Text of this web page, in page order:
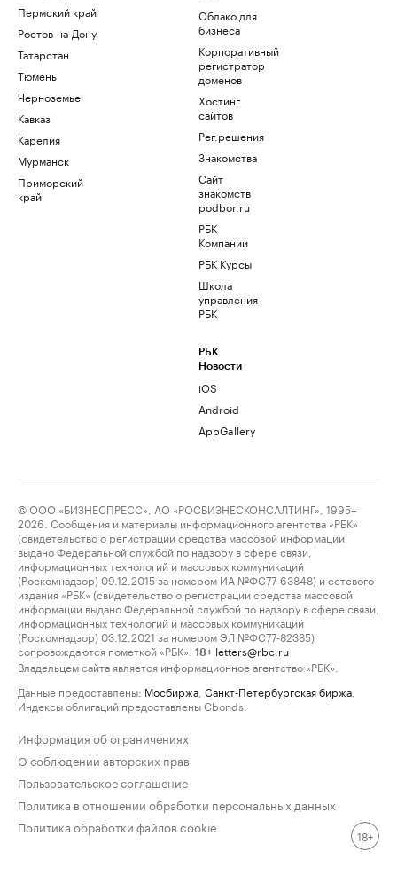
Пермский край
Ростов-на-Дону
Татарстан
Тюмень
Черноземье
Кавказ
Карелия
Мурманск
Приморский
край
Облако для
бизнеса
Корпоративный
регистратор
доменов
Хостинг
сайтов
Рег.решения
Знакомства
Сайт
знакомств
podbor.ru
РБК
Компании
РБК Курсы
Школа
управления
РБК
РБК
Новости
iOS
Android
AppGallery
© ООО «БИЗНЕСПРЕСС», АО «РОСБИЗНЕСКОНСАЛТИНГ», 1995–
2026. Сообщения и материалы информационного агентства «РБК»
(свидетельство о регистрации средства массовой информации
выдано Федеральной службой по надзору в сфере связи,
информационных технологий и массовых коммуникаций
(Роскомнадзор) 09.12.2015 за номером ИА №ФС77-63848) и сетевого
издания «РБК» (свидетельство о регистрации средства массовой
информации выдано Федеральной службой по надзору в сфере связи,
информационных технологий и массовых коммуникаций
(Роскомнадзор) 03.12.2021 за номером ЭЛ №ФС77-82385)
сопровождаются пометкой «РБК».
18+ letters@rbc.ru
Владельцем сайта является информационное агентство «РБК».
Данные предоставлены: Мосбиржа Санкт-Петербургская биржа
Индексы облигаций предоставлены Cbonds.
Информация об ограничениях
О соблюдении авторских прав
Пользовательское соглашение
Политика в отношении обработки персональных данных
Политика обработки файлов cookie
18+